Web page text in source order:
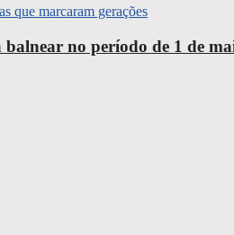
no período de 1 de